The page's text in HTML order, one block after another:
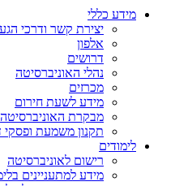
מידע כללי
יצירת קשר ודרכי
אלפון
דרושים
נהלי האוניברסיטה
מכרזים
מידע לשעת חירום
מבקרת האוניברסיטה
תקנון משמעת ופסקי
לימודים
רישום לאוניברסיטה
מידע למתעניינים